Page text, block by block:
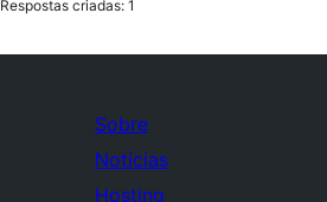
Respostas criadas: 1
Sobre
Notícias
Hosting